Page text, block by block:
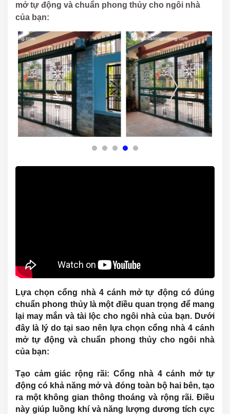
mở tự động và chuẩn phong thủy cho ngôi nhà
của bạn:
Lựa chọn cổng nhà 4 cánh mở tự động có đúng
chuẩn phong thủylà một điều quan trọng để mang
lại may mắn và tài lộc cho ngôi nhà của bạn. Dưới
đây là lý do tại sao nên lựa chọn cổng nhà 4 cánh
mở tự động và chuẩn phong thủy cho ngôi nhà
của bạn:
Tạo cảm giác rộng rãi: Cổng nhà 4 cánh mở tự
động có khả năng mở và đóng toàn bộ hai bên, tạo
ra một không gian thông thoáng và rộng rãi. Điều
này giúp luồng khí và năng lượng dương tích cực